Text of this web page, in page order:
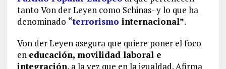
tanto Von der Leyen como Schinas- y lo que ha
denominado “terrorismo internacional”.
Von der Leyen asegura que quiere poner el foco
en educación, movilidad laboral e
integración, a la vez que en la igualdad. Afirma